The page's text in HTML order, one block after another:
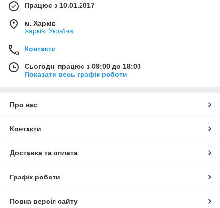
Працює з 10.01.2017
м. Харків
Харків, Україна
Контакти
Сьогодні працює з 09:00 до 18:00
Показати весь графік роботи
Про нас
Контакти
Доставка та оплата
Графік роботи
Повна версія сайту